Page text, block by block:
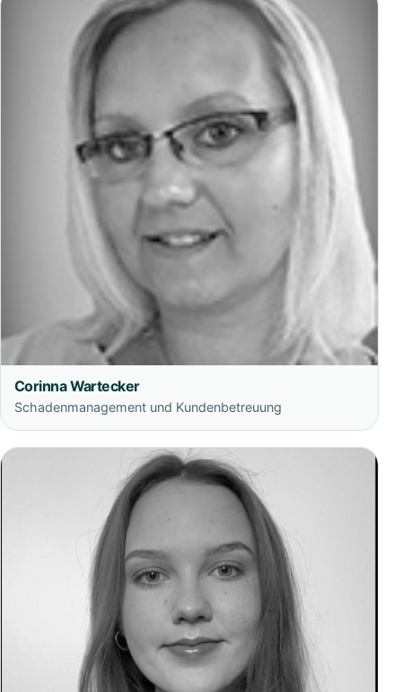
Corinna Wartecker
Schadenmanagement und Kundenbetreuung